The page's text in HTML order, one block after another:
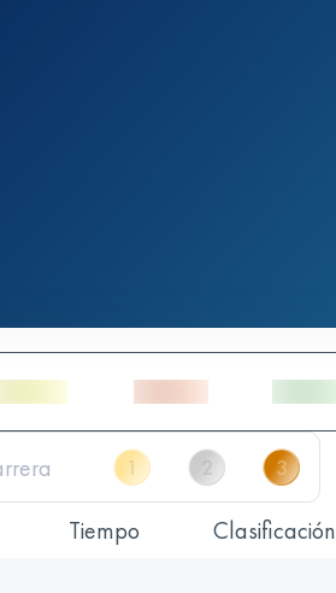
Tiempo Clasificación